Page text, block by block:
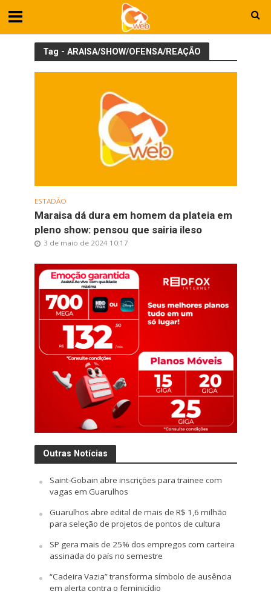
Tag - ARAISA/SHOW/OFENSA/REAÇÃO
ESTADÃO
Maraisa dá dura em homem da plateia em
pleno show: pensou que sairia ileso
3 de maio de 2024 10:17
Outras Notícias
Saint-Gobain abre inscrições para trainee com
vagas em Guarulhos
Guarulhos abre edital de mais de R$ 1,6 milhão
para seleção de projetos de pontos de cultura
SP gera mais de 25% dos empregos com carteira
assinada do país no semestre
“Cadeira Vazia” transforma símbolo de ausência
em alerta contra o feminicídio